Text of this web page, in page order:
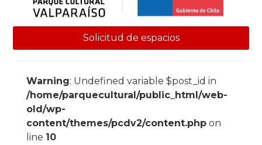
Solicitud de espacios
Warning: Undefined variable $post_id in
/home/parquecultural/public_html/web-
old/wp-
content/themes/pcdv2/content.phpon
line 10